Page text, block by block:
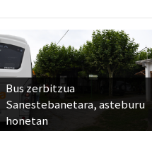
Bus zerbitzua
Sanestebanetara, asteburu
honetan